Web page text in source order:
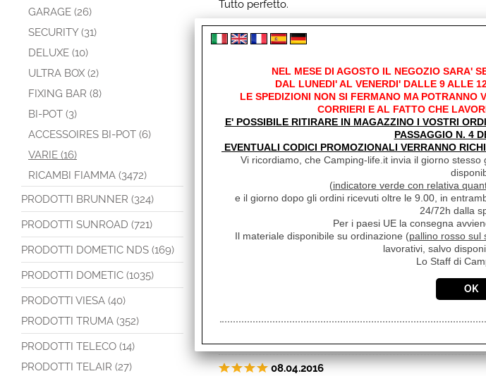
GARAGE (26)
SECURITY (31)
DELUXE (10)
ULTRA BOX (2)
FIXING BAR (8)
BI-POT (3)
ACCESSOIRES BI-POT (6)
VARIE (16)
RICAMBI FIAMMA (3472)
PRODOTTI BRUNNER (324)
PRODOTTI SUNROAD (721)
PRODOTTI DOMETIC NDS (169)
PRODOTTI DOMETIC (1035)
PRODOTTI VIESA (40)
PRODOTTI TRUMA (352)
PRODOTTI TELECO (14)
PRODOTTI TELAIR (27)
Tutto perfetto.
16.09.2019
Prodotto ben studiato e adattabile a tutti i tipi di porte.
01.05.2018
TAD
La zanzariera è composta da una barra di plastica
a pressione i due pannelli di rete da zanzariera e in
pannello che fa da contrappeso. Costa un pò cara in
assolve la sua funzione ed è anche carina da vedere.
basta tagliarla, e per la larghezza basta sormontare i
SAR
Montata in meno di mezz'ora, pratica e soprattutto
rispetto a quelle in dotazione per evitare di arrivare
PIC
08.04.2016
NEL MESE DI AGOSTO IL NEGOZIO SARA'
DAL LUNEDI' AL VENERDI' DALLE 9 ALLE
LE SPEDIZIONI NON SI FERMANO MA POTRANNO
CORRIERI E AL FATTO CHE
E' POSSIBILE RITIRARE IN MAGAZZINO I VOSTRI
PASSAGGIO N. 4
EVENTUALI CODICI PROMOZIONALI VERRANNO
Vi ricordiamo, che Camping-life.it invia il giorno
(indicatore verde con relativa
e il giorno dopo gli ordini ricevuti oltre le 9.00, in
24/72h dalla
Per i paesi UE la consegna
Il materiale disponibile su ordinazione (pallino rosso sul
lavorativi, salvo
Lo Staff di